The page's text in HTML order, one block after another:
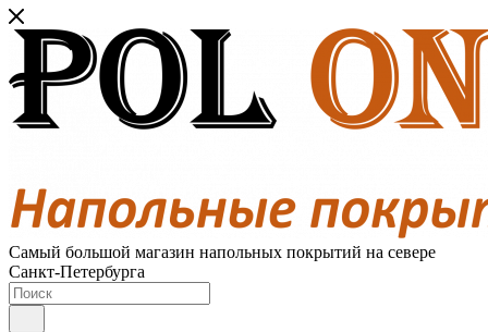
Самый большой магазин напольных покрытий на севере
Санкт-Петербурга